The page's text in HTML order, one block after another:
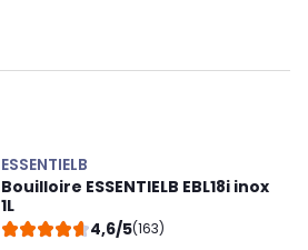
ESSENTIELB
Bouilloire ESSENTIELB EBL18i inox
1L
4,6/5(163)